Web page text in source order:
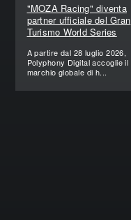
"MOZA Racing" diventa
partner ufficiale del Gran
Turismo World Series
A partire dal 28 luglio 2026,
Polyphony Digital accoglie il
marchio globale di h...